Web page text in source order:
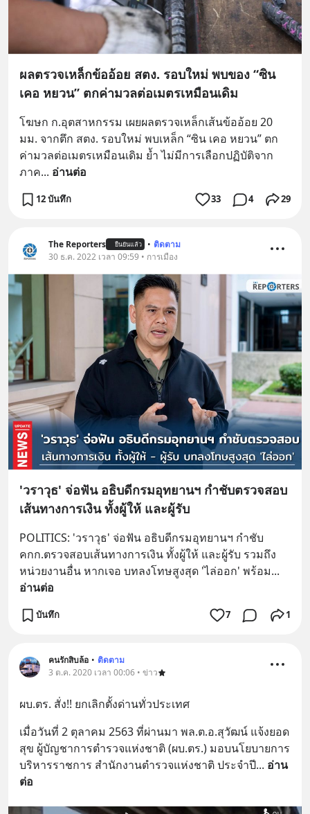
ผลตรวจเหล็กข้ออ้อย สตง. รอบใหม่ พบของ “ซิน
เคอ หยวน” ตกค่ามวลต่อเมตรเหมือนเดิม
โฆษก ก.อุตสาหกรรม เผยผลตรวจเหล็กเส้นข้ออ้อย 20
มม. จากตึก สตง. รอบใหม่ พบเหล็ก “ซิน เคอ หยวน” ตก
ค่ามวลต่อเมตรเหมือนเดิม ย้ำ ไม่มีการเลือกปฏิบัติจาก
ภาค... อ่านต่อ
12 บันทึก 33 4 29
The Reporters ยืนยันแล้ว • ติดตาม
30 ธ.ค. 2022 เวลา 09:59 • การเมือง
'วราวุธ' จ่อฟัน อธิบดีกรมอุทยานฯ กำชับตรวจสอบ
เส้นทางการเงิน ทั้งผู้ให้ และผู้รับ
POLITICS: 'วราวุธ' จ่อฟัน อธิบดีกรมอุทยานฯ กำชับ
คกก.ตรวจสอบเส้นทางการเงิน ทั้งผู้ให้ และผู้รับ รวมถึง
หน่วยงานอื่น หากเจอ บทลงโทษสูงสุด 'ไล่ออก' พร้อม
อ่านต่อ
บันทึก 7 1
คนรักสิบล้อ • ติดตาม
3 ต.ค. 2020 เวลา 00:06 • ข่าว
ผบ.ตร. สั่ง!! ยกเลิกตั้งด่านทั่วประเทศ
เมื่อวันที่ 2 ตุลาคม 2563 ที่ผ่านมา พล.ต.อ.สุวัฒน์ แจ้งยอด
สุข ผู้บัญชาการตำรวจแห่งชาติ (ผบ.ตร.) มอบนโยบายการ
บริหารราชการ สำนักงานตำรวจแห่งชาติ ประจำปี... อ่าน
ต่อ